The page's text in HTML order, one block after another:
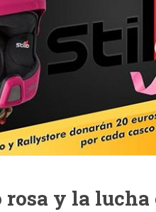
rosa y la